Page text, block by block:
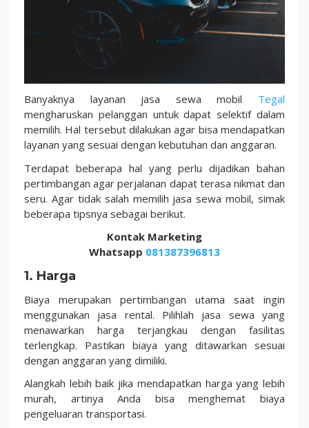
Banyaknya layanan jasa sewa mobil Tegal
mengharuskan pelanggan untuk dapat selektif dalam
memilih. Hal tersebut dilakukan agar bisa mendapatkan
layanan yang sesuai dengan kebutuhan dan anggaran.
Terdapat beberapa hal yang perlu dijadikan bahan
pertimbangan agar perjalanan dapat terasa nikmat dan
seru. Agar tidak salah memilih jasa sewa mobil, simak
beberapa tipsnya sebagai berikut.
Kontak Marketing
Whatsapp 081387396813
1. Harga
Biaya merupakan pertimbangan utama saat ingin
menggunakan jasa rental. Pilihlah jasa sewa yang
menawarkan harga terjangkau dengan fasilitas
terlengkap. Pastikan biaya yang ditawarkan sesuai
dengan anggaran yang dimiliki.
Alangkah lebih baik jika mendapatkan harga yang lebih
murah, artinya Anda bisa menghemat biaya
pengeluaran transportasi.